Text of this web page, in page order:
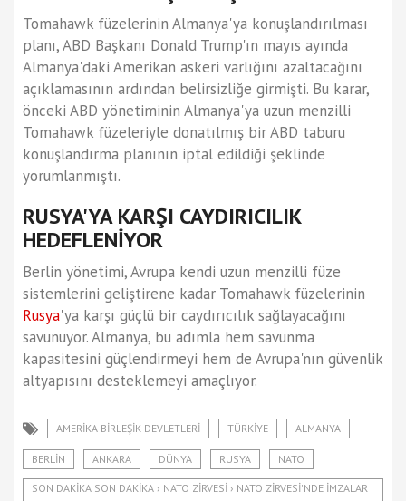
Tomahawk füzelerinin Almanya'ya konuşlandırılması
planı, ABD Başkanı Donald Trump'ın mayıs ayında
Almanya'daki Amerikan askeri varlığını azaltacağını
açıklamasının ardından belirsizliğe girmişti. Bu karar,
önceki ABD yönetiminin Almanya'ya uzun menzilli
Tomahawk füzeleriyle donatılmış bir ABD taburu
konuşlandırma planının iptal edildiği şeklinde
yorumlanmıştı.
RUSYA'YA KARŞI CAYDIRICILIK
HEDEFLENİYOR
Berlin yönetimi, Avrupa kendi uzun menzilli füze
sistemlerini geliştirene kadar Tomahawk füzelerinin
Rusya'ya karşı güçlü bir caydırıcılık sağlayacağını
savunuyor. Almanya, bu adımla hem savunma
kapasitesini güçlendirmeyi hem de Avrupa'nın güvenlik
altyapısını desteklemeyi amaçlıyor.
AMERIKA BIRLEŞIK DEVLETLERI TÜRKIYE ALMANYA
BERLIN ANKARA DÜNYA RUSYA NATO
SON DAKIKA SON DAKIKA › NATO ZIRVESI › NATO ZIRVESI'NDE IMZALAR